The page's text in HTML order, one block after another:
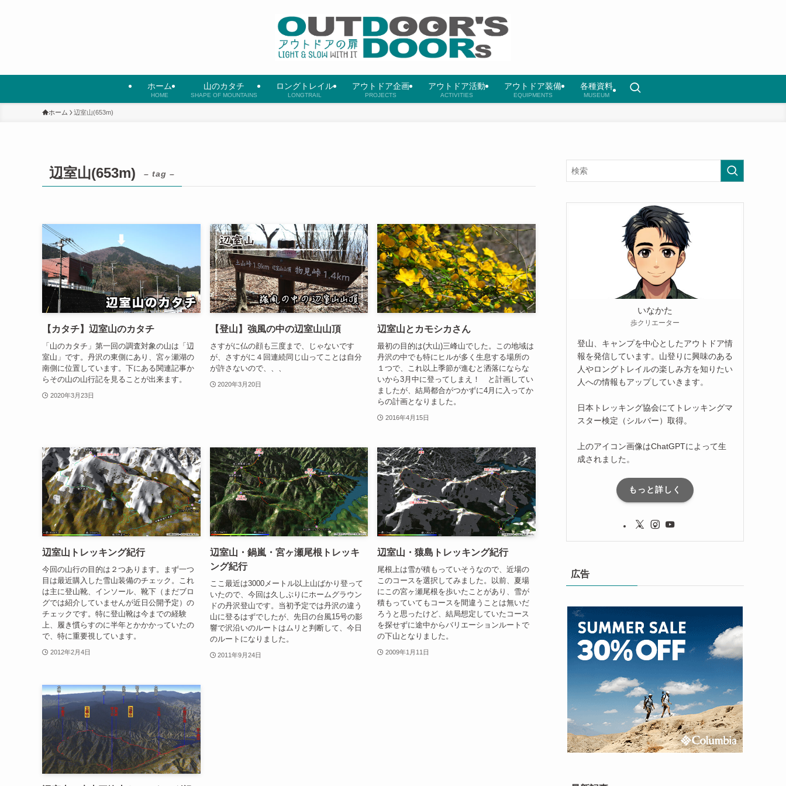
ホーム
HOME
山のカタチ
SHAPE OF MOUNTAINS
ロングトレイル
LONGTRAIL
アウトドア企画
PROJECTS
アウトドア活動
ACTIVITIES
アウトドア装備
EQUIPMENTS
各種資料
MUSEUM
ホーム 辺室山(653m)
辺室山(653m) – tag –
【カタチ】辺室山のカタチ
「山のカタチ」第一回の調査対象の山は「辺
室山」です。丹沢の東側にあり、宮ヶ瀬湖の
南側に位置しています。下にある関連記事か
らその山の山行記を見ることが出来ます。
2020年3月23日
【登山】強風の中の辺室山山頂
さすがに仏の顔も三度まで、じゃないです
が、さすがに４回連続同じ山ってことは自分
が許さないので、、、
2020年3月20日
辺室山とカモシカさん
最初の目的は(大山)三峰山でした。この地域は
丹沢の中でも特にヒルが多く生息する場所の
１つで、これ以上季節が進むと洒落にならな
いから3月中に登ってしまえ！ と計画してい
ましたが、結局都合がつかずに4月に入ってか
らの計画となりました。
2016年4月15日
辺室山トレッキング紀行
今回の山行の目的は２つあります。まず一つ
目は最近購入した雪山装備のチェック。これ
は主に登山靴、インソール、靴下（まだブロ
グでは紹介していませんが近日公開予定）の
チェックです。特に登山靴は今までの経験
上、履き慣らすのに半年とかかかっていたの
で、特に重要視しています。
2012年2月4日
辺室山・鍋嵐・宮ヶ瀬尾根トレッキ
ング紀行
ここ最近は3000メートル以上山ばかり登って
いたので、今回は久しぶりにホームグラウン
ドの丹沢登山です。当初予定では丹沢の違う
山に登るはずでしたが、先日の台風15号の影
響で沢沿いのルートはムリと判断して、今日
のルートになりました。
2011年9月24日
辺室山・猿島トレッキング紀行
尾根上は雪が積もっていそうなので、近場の
このコースを選択してみました。以前、夏場
にこの宮ヶ瀬尾根を歩いたことがあり、雪が
積もっていてもコースを間違うことは無いだ
ろうと思ったけど、結局想定していたコース
を探せずに途中からバリエーションルートで
の下山となりました。
2009年1月11日
いなかた
歩クリエーター
登山、キャンプを中心としたアウトドア情
報を発信しています。山登りに興味のある
人やロングトレイルの楽しみ方を知りたい
人への情報もアップしていきます。
日本トレッキング協会にてトレッキングマ
スター検定（シルバー）取得。
上のアイコン画像はChatGPTによって生
成されました。
もっと詳しく
広告